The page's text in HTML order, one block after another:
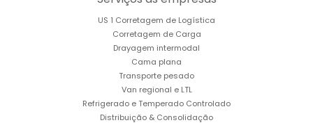
US 1 Corretagem de Logística
Corretagem de Carga
Drayagem intermodal
Cama plana
Transporte pesado
Van regional e LTL
Refrigerado e Temperado Controlado
Distribuição & Consolidação